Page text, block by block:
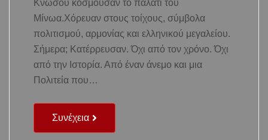
Κνωσού κοσμούσαν το παλάτι του
Μίνωα.Χόρευαν στους τοίχους, σύμβολα
πολιτισμού, αρμονίας και ελληνικού μεγαλείου.
Σήμερα; Κατέρρευσαν. Όχι από τον χρόνο. Όχι
από την Ιστορία. Από έναν άνεμο και μια
Πολιτεία που…
Συνέχεια